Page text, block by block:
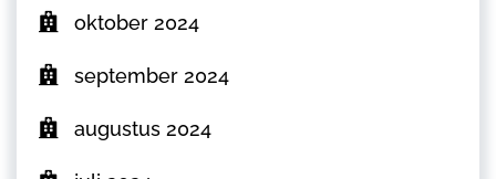
oktober 2024
september 2024
augustus 2024